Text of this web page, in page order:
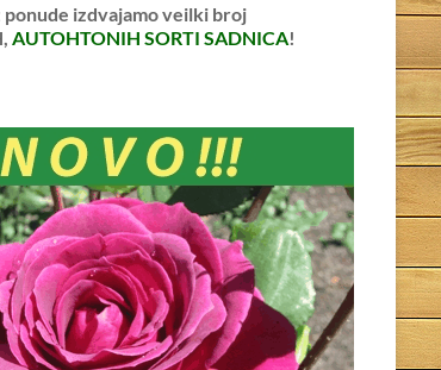
ponude izdvajamo veilki broj
AUTOHTONIH SORTI SADNICA!